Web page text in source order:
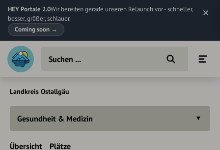
HEY Portale 2.0Wir bereiten gerade unseren Relaunch vor - schneller,
besser, größer, schlauer.
Coming soon →
Landkreis Ostallgäu
Gesundheit & Medizin
Übersicht Plätze